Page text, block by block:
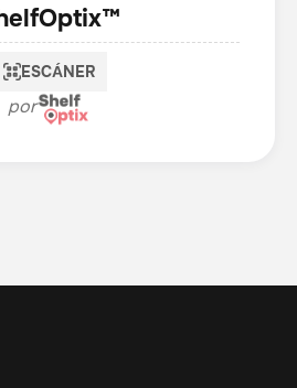
ESCÁNER
por